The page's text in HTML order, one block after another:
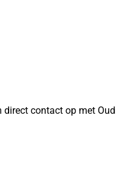
direct contact op met